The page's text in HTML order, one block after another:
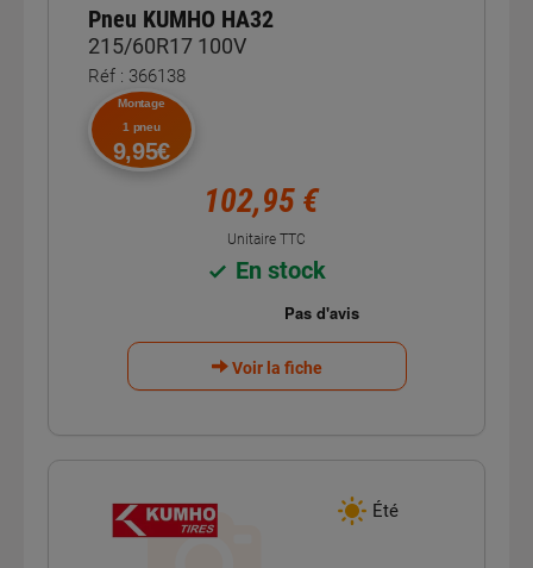
Pneu KUMHO HA32
215/60R17 100V
Réf : 366138
Montage
1 pneu
9,95€
102,95 €
Unitaire TTC
En stock
Voir la fiche
Été